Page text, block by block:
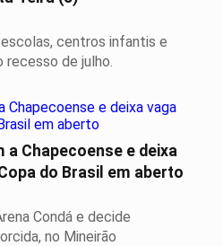
centros infantis e
de julho.
Chapecoense e deixa
do Brasil em aberto
Condá e decide
no Mineirão